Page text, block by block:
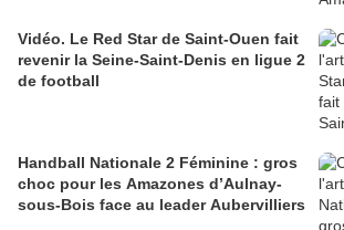
Vidéo. Le Red Star de Saint-Ouen fait
revenir la Seine-Saint-Denis en ligue 2
de football
Handball Nationale 2 Féminine : gros
choc pour les Amazones d’Aulnay-
sous-Bois face au leader Aubervilliers